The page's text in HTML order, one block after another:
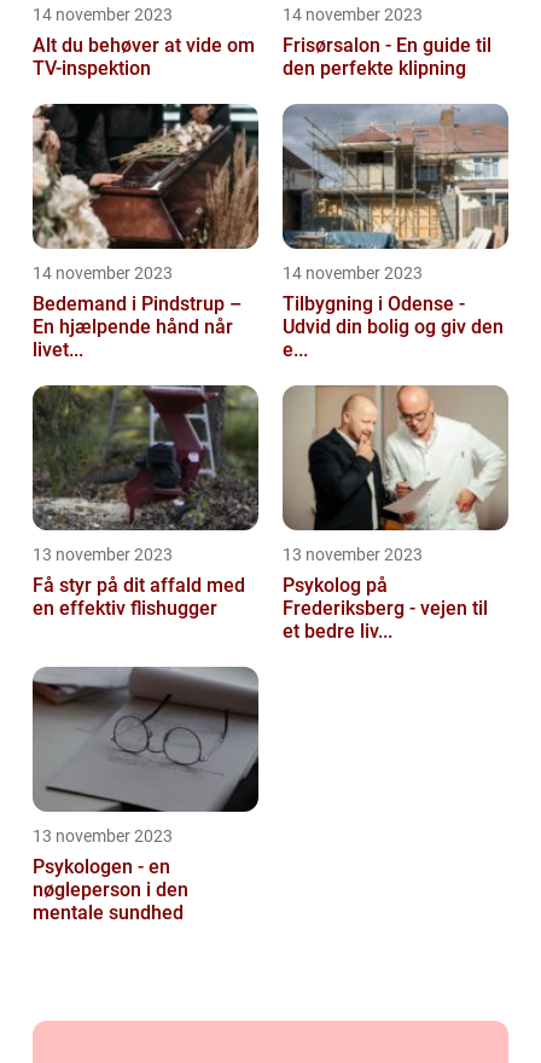
14 november 2023
Alt du behøver at vide om
TV-inspektion
14 november 2023
Frisørsalon - En guide til
den perfekte klipning
14 november 2023
Bedemand i Pindstrup –
En hjælpende hånd når
livet...
14 november 2023
Tilbygning i Odense -
Udvid din bolig og giv den
e...
13 november 2023
Få styr på dit affald med
en effektiv flishugger
13 november 2023
Psykolog på
Frederiksberg - vejen til
et bedre liv...
13 november 2023
Psykologen - en
nøgleperson i den
mentale sundhed